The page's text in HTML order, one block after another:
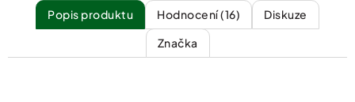
Popis Hodnocení (16)
Diskuze
Značka